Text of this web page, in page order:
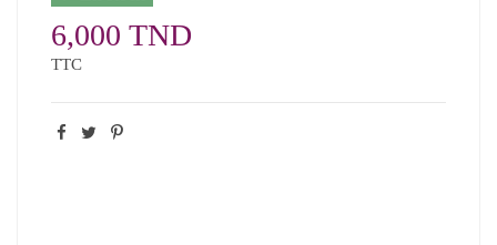
6,000 TND
TTC